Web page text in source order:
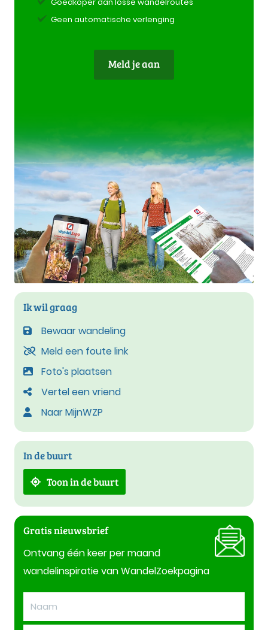
Geen automatische verlenging
Meld je aan
Ik wil graag
Bewaar wandeling
Meld een foute link
Foto's plaatsen
Vertel een vriend
Naar MijnWZP
In de buurt
Toon in de buurt
Gratis nieuwsbrief
Ontvang één keer per maand
wandelinspiratie van WandelZoekpagina